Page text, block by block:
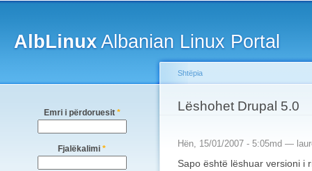
AlbLinuxAlbanian Linux Portal
Emri i përdoruesit *
Fjalëkalimi *
You are here
Shtëpia
Lëshohet Drupal 5.0
Hën, 15/01/2007 - 5:05md —
Sapo është lëshuar versioni i